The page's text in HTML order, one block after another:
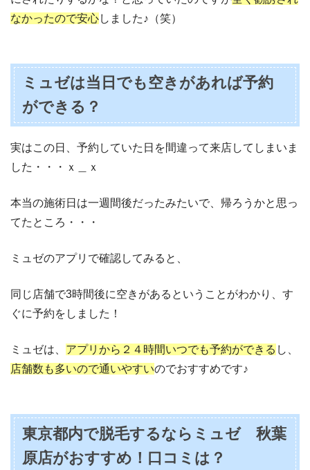
なかったので安心しました♪（笑）
ミュゼは当日でも空きがあれば予約
ができる？
実はこの日、予約していた日を間違って来店してしまいま
した・・・ｘ＿ｘ
本当の施術日は一週間後だったみたいで、帰ろうかと思っ
てたところ・・・
ミュゼのアプリで確認してみると、
同じ店舗で3時間後に空きがあるということがわかり、す
ぐに予約をしました！
ミュゼは、 アプリから２４時間いつでも予約ができる し、
店舗数も多いので通いやすいのでおすすめです♪
東京都内で脱毛するならミュゼ 秋葉
原店がおすすめ！口コミは？